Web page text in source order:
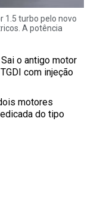
1.5 turbo pelo novo
A potência
o antigo motor
com injeção
motores
do tipo